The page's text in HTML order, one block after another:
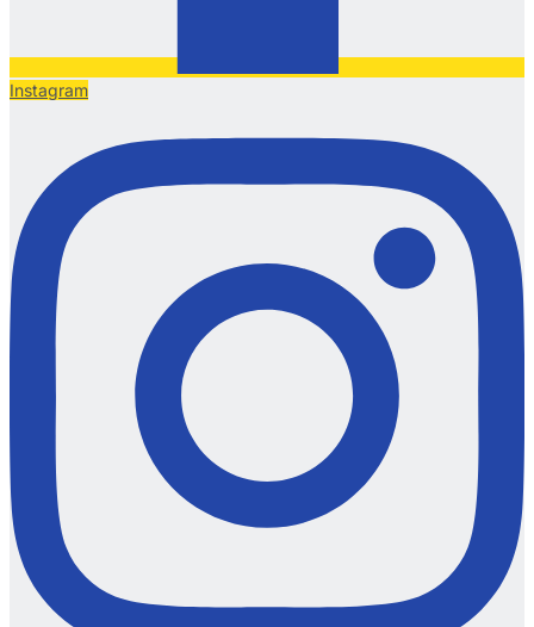
Instagram